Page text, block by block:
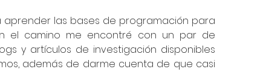
las bases de programación para
el camino me encontré con un par de
y artículos de investigación disponibles
además de darme cuenta de que casi